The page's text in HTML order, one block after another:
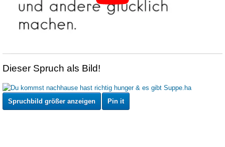
Dieser Spruch als Bild!
Spruchbild größer anzeigen Pin it